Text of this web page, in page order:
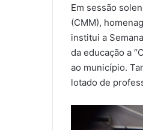
e
-
m
a
i
l
Em sessão
(CMM),
institui a
da educação a
ao município.
lotado de